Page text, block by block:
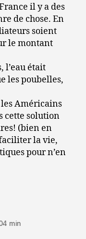
il y a des
de chose. En
soient
le montant
l’eau était
les poubelles,
les Américains
cette solution
(bien en
la vie,
pour n’en
min